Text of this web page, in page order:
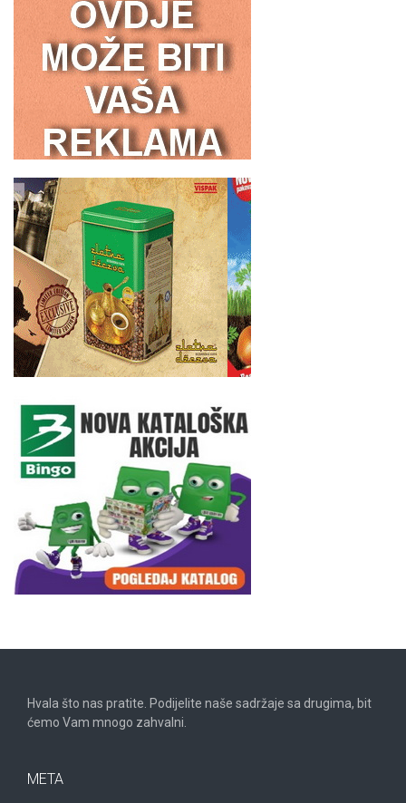
Hvala što nas pratite. Podijelite naše sadržaje sa drugima, bit
ćemo Vam mnogo zahvalni.
META